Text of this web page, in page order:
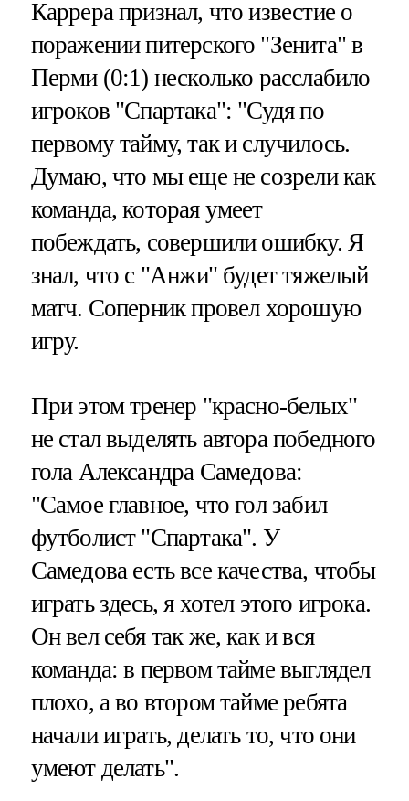
Каррера признал, что известие о
поражении питерского "Зенита" в
Перми (0:1) несколько расслабило
игроков "Спартака": "Судя по
первому тайму, так и случилось.
Думаю, что мы еще не созрели как
команда, которая умеет
побеждать, совершили ошибку. Я
знал, что с "Анжи" будет тяжелый
матч. Соперник провел хорошую
игру.
При этом тренер "красно-белых"
не стал выделять автора победного
гола Александра Самедова:
"Самое главное, что гол забил
футболист "Спартака". У
Самедова есть все качества, чтобы
играть здесь, я хотел этого игрока.
Он вел себя так же, как и вся
команда: в первом тайме выглядел
плохо, а во втором тайме ребята
начали играть, делать то, что они
умеют делать".